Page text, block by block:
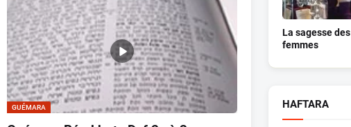
GUÉMARA
La sagesse des
femmes
HAFTARA